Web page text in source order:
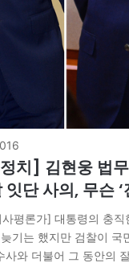
치] 김현웅 법
단 사의, 무슨 ‘
평론가] 대통령의 충직
기는 했지만 검찰이 국
사와 더불어 그 동안의